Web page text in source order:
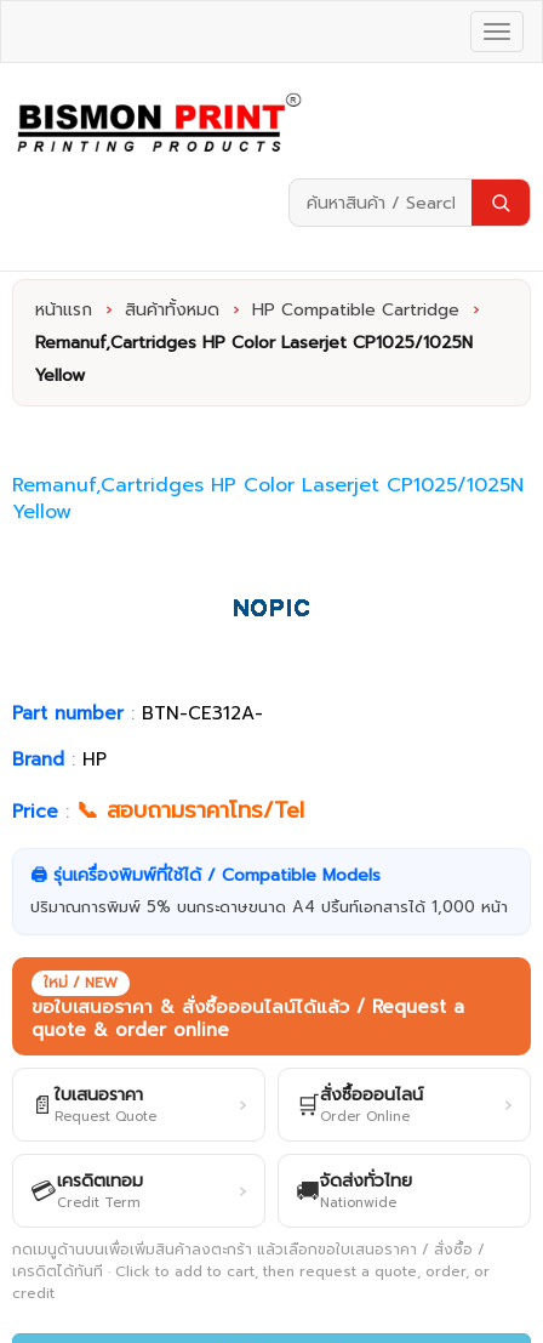
หน้าแรก › สินค้าทั้งหมด › HP Compatible Cartridge
›
Remanuf,Cartridges HP Color Laserjet CP1025/1025N
Yellow
Remanuf,Cartridges HP Color Laserjet CP1025/1025N
Yellow
Part number: BTN-CE312A-
Brand : HP
Price : 📞 สอบถามราคาโทร/Tel
🖨️ รุ่นเครื่องพิมพ์ที่ใช้ได้ / Compatible Models
ปริมาณการพิมพ์ 5% บนกระดาษขนาด A4 ปริ้นท์เอกสารได้ 1,000 หน้า
ใหม่ / NEW
ขอใบเสนอราคา & สั่งซื้อออนไลน์ได้แล้ว / Request a
quote & order online
📄 ใบเสนอราคา
Request Quote › 🛒สั่งซื้อออนไลน์
Order Online ›
💳เครดิตเทอม
Credit Term › 🚚จัดส่งทั่วไทย
Nationwide
กดเมนูด้านบนเพื่อเพิ่มสินค้าลงตะกร้า แล้วเลือกขอใบเสนอราคา / สั่งซื้อ /
เครดิตได้ทันที · Click to add to cart, then request a quote, order, or
credit